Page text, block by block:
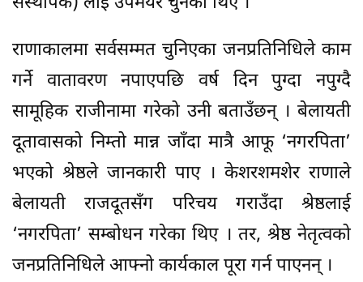
राणाकालमा सर्वसम्मत चुनिएका जनप्रतिनिधिले काम
गर्ने वातावरण नपाएपछि वर्ष दिन पुग्दा नपुग्दै
सामूहिक राजीनामा गरेको उनी बताउँछन् । बेलायती
दूतावासको निम्तो मान्न जाँदा मात्रै आफू ‘नगरपिता’
भएको श्रेष्ठले जानकारी पाए । केशरशमशेर राणाले
बेलायती राजदूतसँग परिचय गराउँदा श्रेष्ठलाई
‘नगरपिता’ सम्बोधन गरेका थिए । तर, श्रेष्ठ नेतृत्वको
जनप्रतिनिधिले आफ्नो कार्यकाल पूरा गर्न पाएनन् ।